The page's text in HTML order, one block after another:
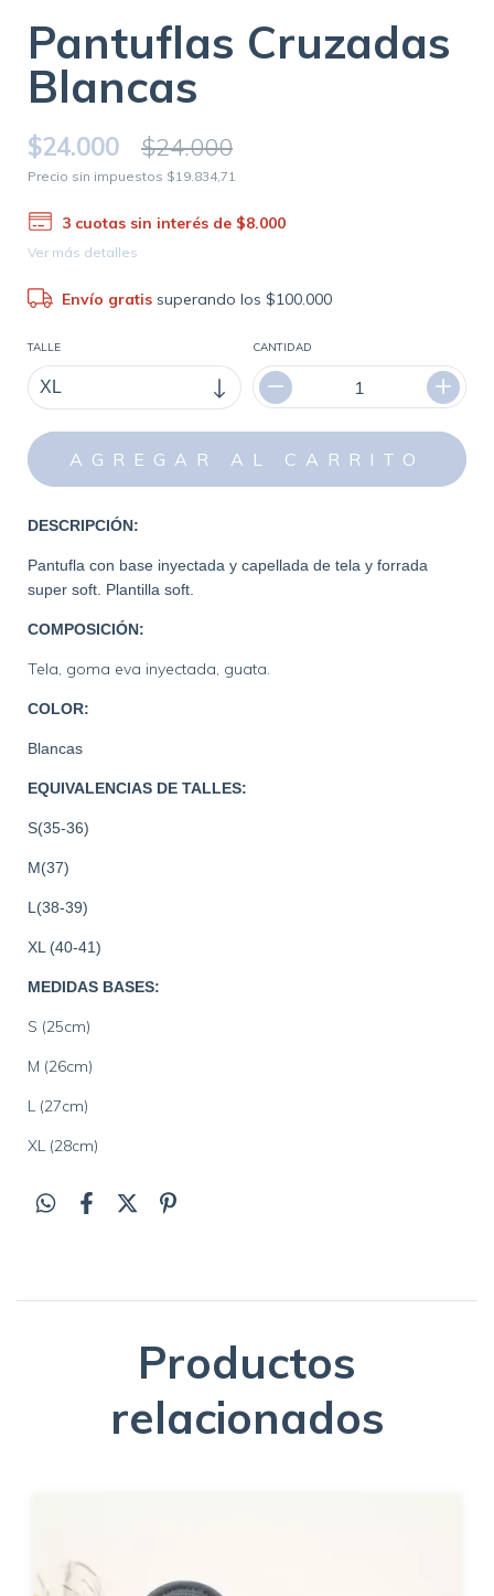
Pantuflas Cruzadas
Blancas
$24.000 $24.000
Precio sin impuestos $19.834,71
3 cuotas sin interés de $8.000
Ver más detalles
Envío gratissuperando los$100.000
TALLE CANTIDAD
DESCRIPCIÓN:
Pantufla con base inyectada y capellada de tela y forrada
super soft. Plantilla soft.
COMPOSICIÓN:
Tela, goma eva inyectada, guata.
COLOR:
Blancas
EQUIVALENCIAS DE TALLES:
S(35-36)
M(37)
L(38-39)
XL (40-41)
MEDIDAS BASES:
S (25cm)
M (26cm)
L (27cm)
XL (28cm)
Productos
relacionados